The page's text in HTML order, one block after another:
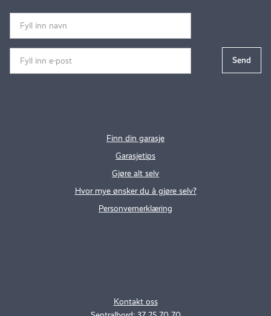
Kontakt oss
Finn din garasje
Garasjetips
Gjøre alt selv
Hvor mye ønsker du å gjøre selv?
Personvernerklæring